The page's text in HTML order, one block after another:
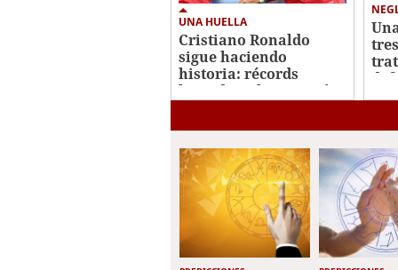
UNA HUELLA
Cristiano Ronaldo
sigue haciendo
historia: récords
logrados y los que aún